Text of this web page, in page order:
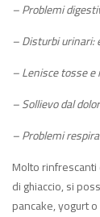
– Problemi
– Disturbi
– Lenisce tosse
– Sollievo dal
– Problemi
Molto
di ghiaccio, si
pancake, yogurt